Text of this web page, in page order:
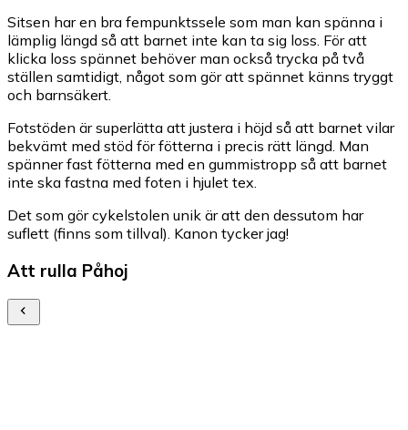
Sitsen har en bra fempunktssele som man kan spänna i
lämplig längd så att barnet inte kan ta sig loss. För att
klicka loss spännet behöver man också trycka på två
ställen samtidigt, något som gör att spännet känns tryggt
och barnsäkert.
Fotstöden är superlätta att justera i höjd så att barnet vilar
bekvämt med stöd för fötterna i precis rätt längd. Man
spänner fast fötterna med en gummistropp så att barnet
inte ska fastna med foten i hjulet tex.
Det som gör cykelstolen unik är att den dessutom har
suflett (finns som tillval). Kanon tycker jag!
Att rulla Påhoj